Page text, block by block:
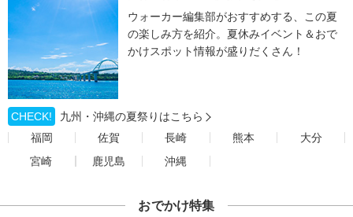
ウォーカー編集部がおすすめする、この夏
の楽しみ方を紹介。夏休みイベント＆おで
かけスポット情報が盛りだくさん！
CHECK!
九州・沖縄の夏祭りはこちら
福岡
佐賀 長崎 熊本
大分
宮崎
鹿児島 沖縄
おでかけ特集